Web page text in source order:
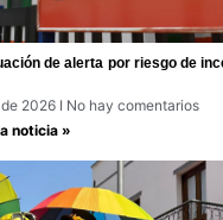
de alerta por riesgo de
2026
No hay comentarios
noticia »